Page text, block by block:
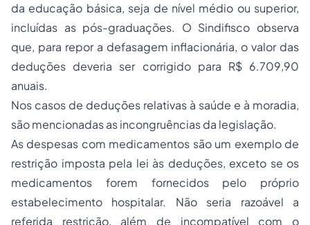
da educação básica, seja de nível médio ou superior,
incluídas as pós-graduações. O Sindifisco observa
que, para repor a defasagem inflacionária, o valor das
deduções deveria ser corrigido para R$ 6.709,90
anuais.
Nos casos de deduções relativas à saúde e à moradia,
são mencionadas as incongruências da legislação.
As despesas com medicamentos são um exemplo de
restrição imposta pela lei às deduções, exceto se os
medicamentos forem fornecidos pelo próprio
estabelecimento hospitalar. Não seria razoável a
referida restrição, além de incompatível com o